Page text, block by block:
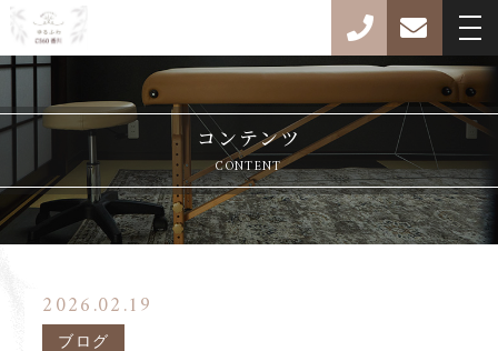
コンテンツ
CONTENT
2026.02.19
ブログ